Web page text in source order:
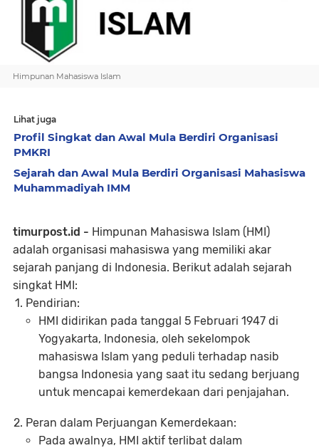
Himpunan Mahasiswa Islam
Lihat juga
Profil Singkat dan Awal Mula Berdiri Organisasi
PMKRI
Sejarah dan Awal Mula Berdiri Organisasi Mahasiswa
Muhammadiyah IMM
timurpost.id - Himpunan Mahasiswa Islam (HMI)
adalah organisasi mahasiswa yang memiliki akar
sejarah panjang di Indonesia. Berikut adalah sejarah
singkat HMI:
Pendirian:
HMI didirikan pada tanggal 5 Februari 1947 di
Yogyakarta, Indonesia, oleh sekelompok
mahasiswa Islam yang peduli terhadap nasib
bangsa Indonesia yang saat itu sedang berjuang
untuk mencapai kemerdekaan dari penjajahan.
Peran dalam Perjuangan Kemerdekaan:
Pada awalnya, HMI aktif terlibat dalam